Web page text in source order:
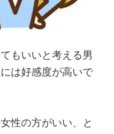
もいいと考える男
は好感度が高いで
性の方がいい、と